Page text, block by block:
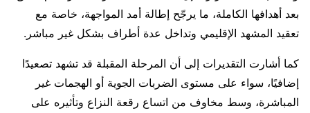
بعد أهدافها الكاملة، ما يرجّح إطالة أمد المواجهة، خاصة مع
تعقيد المشهد الإقليمي وتداخل عدة أطراف بشكل غير مباشر.
كما أشارت التقديرات إلى أن المرحلة المقبلة قد تشهد تصعيدًا
إضافيًا، سواء على مستوى الضربات الجوية أو الهجمات غير
المباشرة، وسط مخاوف من اتساع رقعة النزاع وتأثيره على